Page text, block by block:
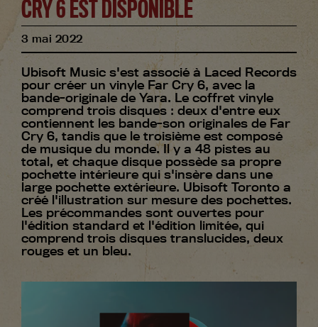
3 mai 2022
CRY 6 EST DISPONIBLE
Ubisoft Music s'est associé à Laced Records
pour créer un vinyle Far Cry 6, avec la
bande-originale de Yara. Le coffret vinyle
comprend trois disques : deux d'entre eux
contiennent les bande-son originales de Far
Cry 6, tandis que le troisième est composé
de musique du monde. Il y a 48 pistes au
total, et chaque disque possède sa propre
pochette intérieure qui s'insère dans une
large pochette extérieure. Ubisoft Toronto a
créé l'illustration sur mesure des pochettes.
Les précommandes sont ouvertes pour
l'édition standard et l'édition limitée, qui
comprend trois disques translucides, deux
rouges et un bleu.